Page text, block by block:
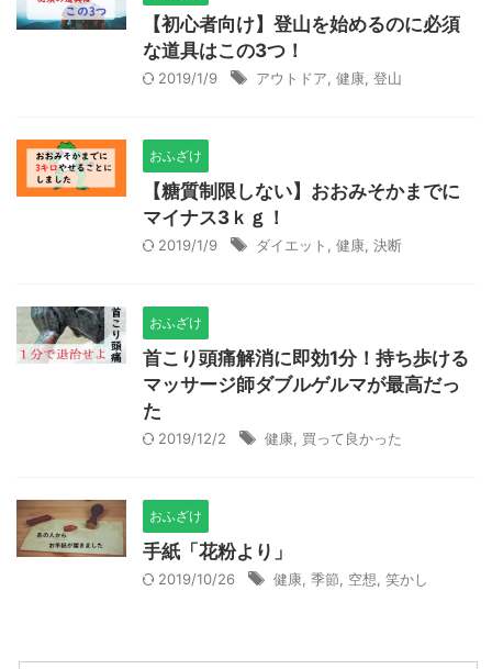
【初心者向け】登山を始めるのに必須
な道具はこの3つ！
2019/1/9 アウトドア 健康 登山
おふざけ
【糖質制限しない】おおみそかまでに
マイナス3ｋｇ！
2019/1/9 ダイエット 健康 決断
おふざけ
首こり頭痛解消に即効1分！持ち歩ける
マッサージ師ダブルゲルマが最高だっ
た
2019/12/2 健康 買って良かった
おふざけ
手紙「花粉より」
2019/10/26 健康 季節 空想 笑かし